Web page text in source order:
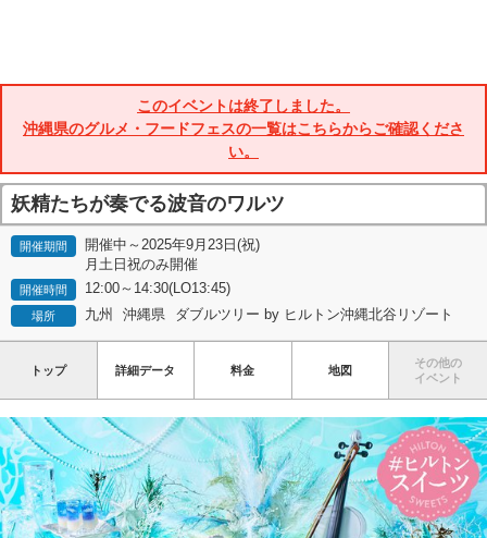
このイベントは終了しました。
沖縄県のグルメ・フードフェスの一覧はこちらからご確認くださ
い。
妖精たちが奏でる波音のワルツ
開催期間
開催中～2025年9月23日(祝)
月土日祝のみ開催
開催時間 12:00～14:30(LO13:45)
場所 九州 沖縄県 ダブルツリー by ヒルトン沖縄北谷リゾート
トップ 詳細データ 料金 地図
その他の
イベント